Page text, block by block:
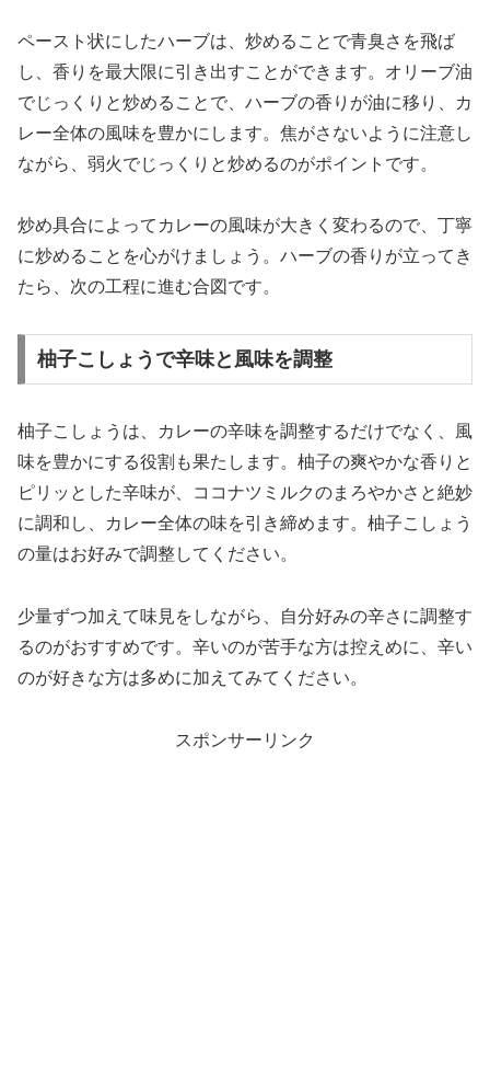
ペースト状にしたハーブは、炒めることで青臭さを飛ば
し、香りを最大限に引き出すことができます。オリーブ油
でじっくりと炒めることで、ハーブの香りが油に移り、カ
レー全体の風味を豊かにします。焦がさないように注意し
ながら、弱火でじっくりと炒めるのがポイントです。
炒め具合によってカレーの風味が大きく変わるので、丁寧
に炒めることを心がけましょう。ハーブの香りが立ってき
たら、次の工程に進む合図です。
柚子こしょうで辛味と風味を調整
柚子こしょうは、カレーの辛味を調整するだけでなく、風
味を豊かにする役割も果たします。柚子の爽やかな香りと
ピリッとした辛味が、ココナツミルクのまろやかさと絶妙
に調和し、カレー全体の味を引き締めます。柚子こしょう
の量はお好みで調整してください。
少量ずつ加えて味見をしながら、自分好みの辛さに調整す
るのがおすすめです。辛いのが苦手な方は控えめに、辛い
のが好きな方は多めに加えてみてください。
スポンサーリンク